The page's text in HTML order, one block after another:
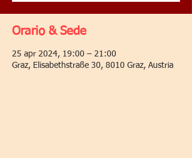
Orario & Sede
25 apr 2024, 19:00 – 21:00
Graz, Elisabethstraße 30, 8010 Graz, Austria